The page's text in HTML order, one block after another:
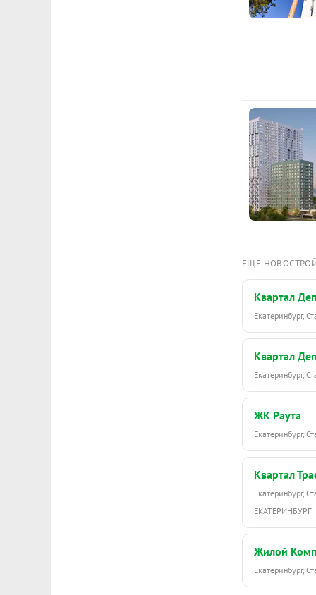
ЕЩЁ
Квартал
Екатеринбург,
Квартал
Екатеринбург,
ЖК Раута
Екатеринбург,
Квартал
Екатеринбург,
ЕКАТЕРИНБУРГ
Жилой
Екатеринбург,